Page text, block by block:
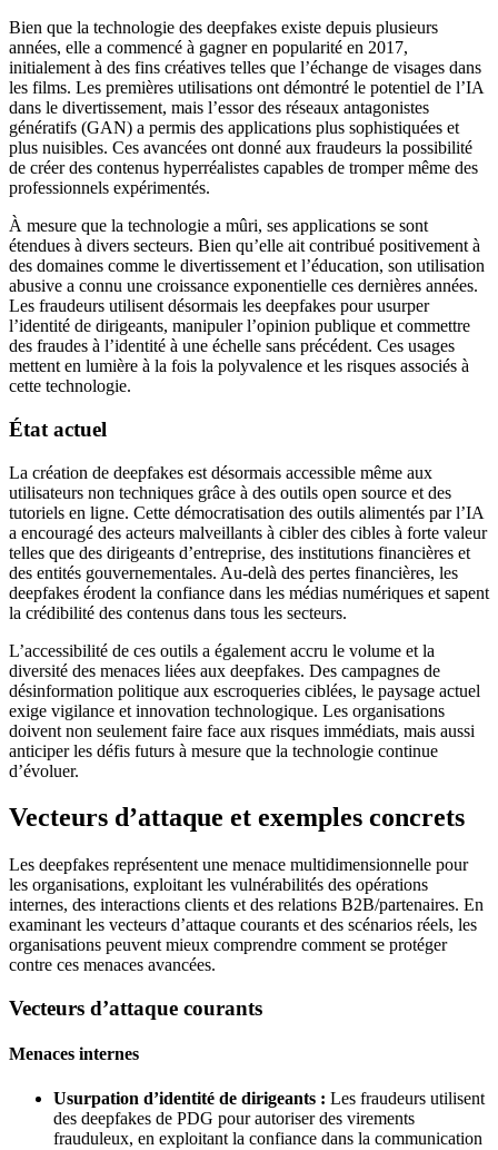
Bien que la technologie des deepfakes existe depuis plusieurs
années, elle a commencé à gagner en popularité en 2017,
initialement à des fins créatives telles que l’échange de visages dans
les films. Les premières utilisations ont démontré le potentiel de l’IA
dans le divertissement, mais l’essor des réseaux antagonistes
génératifs (GAN) a permis des applications plus sophistiquées et
plus nuisibles. Ces avancées ont donné aux fraudeurs la possibilité
de créer des contenus hyperréalistes capables de tromper même des
professionnels expérimentés.
À mesure que la technologie a mûri, ses applications se sont
étendues à divers secteurs. Bien qu’elle ait contribué positivement à
des domaines comme le divertissement et l’éducation, son utilisation
abusive a connu une croissance exponentielle ces dernières années.
Les fraudeurs utilisent désormais les deepfakes pour usurper
l’identité de dirigeants, manipuler l’opinion publique et commettre
des fraudes à l’identité à une échelle sans précédent. Ces usages
mettent en lumière à la fois la polyvalence et les risques associés à
cette technologie.
État actuel
La création de deepfakes est désormais accessible même aux
utilisateurs non techniques grâce à des outils open source et des
tutoriels en ligne. Cette démocratisation des outils alimentés par l’IA
a encouragé des acteurs malveillants à cibler des cibles à forte valeur
telles que des dirigeants d’entreprise, des institutions financières et
des entités gouvernementales. Au-delà des pertes financières, les
deepfakes érodent la confiance dans les médias numériques et sapent
la crédibilité des contenus dans tous les secteurs.
L’accessibilité de ces outils a également accru le volume et la
diversité des menaces liées aux deepfakes. Des campagnes de
désinformation politique aux escroqueries ciblées, le paysage actuel
exige vigilance et innovation technologique. Les organisations
doivent non seulement faire face aux risques immédiats, mais aussi
anticiper les défis futurs à mesure que la technologie continue
d’évoluer.
Vecteurs d’attaque et exemples concrets
Les deepfakes représentent une menace multidimensionnelle pour
les organisations, exploitant les vulnérabilités des opérations
internes, des interactions clients et des relations B2B/partenaires. En
examinant les vecteurs d’attaque courants et des scénarios réels, les
organisations peuvent mieux comprendre comment se protéger
contre ces menaces avancées.
Vecteurs d’attaque courants
Menaces internes
Usurpation d’identité de dirigeants : Les fraudeurs utilisent
des deepfakes de PDG pour autoriser des virements
frauduleux, en exploitant la confiance dans la communication